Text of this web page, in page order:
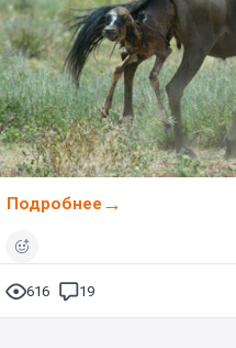
Подробнее
616 19